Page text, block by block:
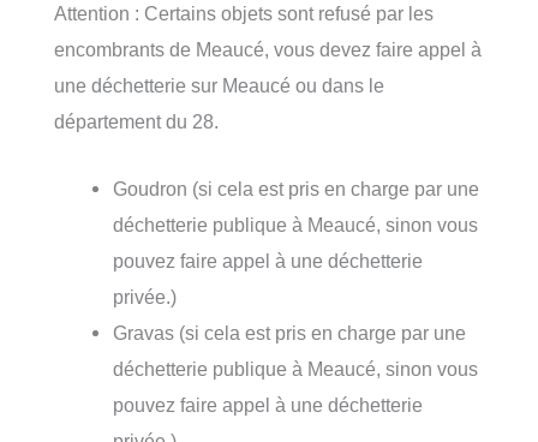
Attention : Certains objets sont refusé par les
encombrants de Meaucé, vous devez faire appel à
une déchetterie sur Meaucé ou dans le
département du 28.
Goudron (si cela est pris en charge par une
déchetterie publique à Meaucé, sinon vous
pouvez faire appel à une déchetterie
privée.)
Gravas (si cela est pris en charge par une
déchetterie publique à Meaucé, sinon vous
pouvez faire appel à une déchetterie